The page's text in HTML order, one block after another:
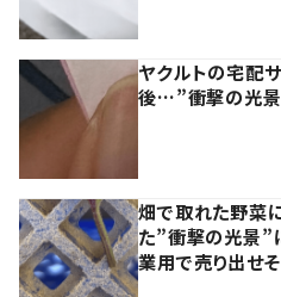
ヤクルトの宅配
後…”衝撃の光景
畑で取れた野菜
た”衝撃の光景”
業用で売り出せそ